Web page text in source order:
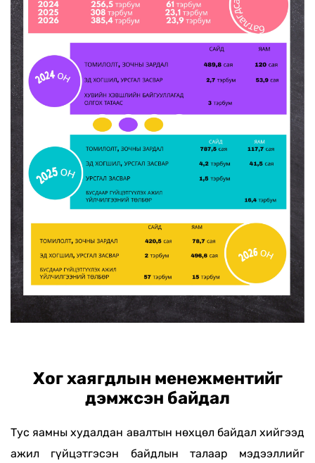
Хог хаягдлын менежментийг
дэмжсэн байдал
Тус яамны худалдан авалтын нөхцөл байдал хийгээд
ажил гүйцэтгэсэн байдлын талаар мэдээллийг